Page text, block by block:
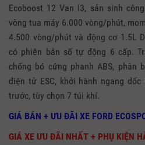
Ecoboost 12 Van I3, sản sinh
vòng tua máy 6.000 vòng/phút,
4.500 vòng/phút và động cơ 1.5L
có phiên bản số tự động 6 cấp.
chống bó cứng phanh ABS, phân
điện tử ESC, khởi hành ngang
trước, tùy chọn 7 túi khí.
GIÁ BÁN + ƯU ĐÃI XE FORD
GIÁ XE ƯU ĐÃI NHẤT + PHỤ KIỆN